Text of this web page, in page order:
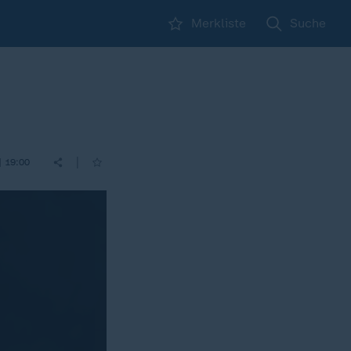
Merkliste Suche
19:00